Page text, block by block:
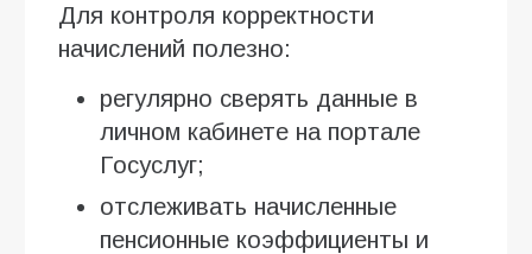
Для контроля корректности
начислений полезно:
регулярно сверять данные в
личном кабинете на портале
Госуслуг;
отслеживать начисленные
пенсионные коэффициенты и